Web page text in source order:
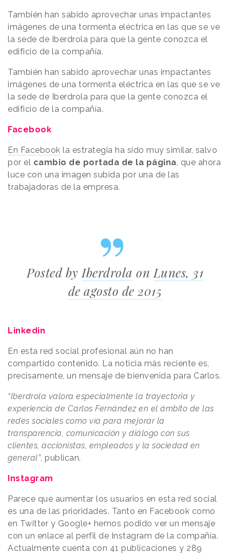
También han sabido aprovechar unas impactantes
imágenes de una tormenta eléctrica en las que se ve
la sede de Iberdrola para que la gente conozca el
edificio de la compañía.
También han sabido aprovechar unas impactantes
imágenes de una tormenta eléctrica en las que se ve
la sede de Iberdrola para que la gente conozca el
edificio de la compañía.
Facebook
En Facebook la estrategia ha sido muy similar, salvo
por el cambio de portada de la página, que ahora
luce con una imagen subida por una de las
trabajadoras de la empresa.
Posted byIberdrola onLunes, 31
de agosto de 2015
Linkedin
En esta red social profesional aún no han
compartido contenido. La noticia más reciente es,
precisamente, un mensaje de bienvenida para Carlos.
“Iberdrola valora especialmente la trayectoria y
experiencia de Carlos Fernández en el ámbito de las
redes sociales como vía para mejorar la
transparencia, comunicación y diálogo con sus
clientes, accionistas, empleados y la sociedad en
general”, publican.
Instagram
Parece que aumentar los usuarios en esta red social
es una de las prioridades. Tanto en Facebook como
en Twitter y Google+ hemos podido ver un mensaje
con un enlace al perfil de Instagram de la compañía.
Actualmente cuenta con 41 publicaciones y 289